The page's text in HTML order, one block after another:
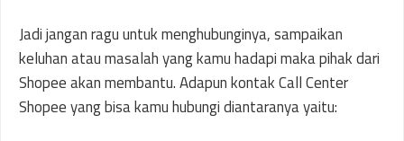
Jadi jangan ragu untuk menghubunginya, sampaikan
keluhan atau masalah yang kamu hadapi maka pihak dari
Shopee akan membantu. Adapun kontak Call Center
Shopee yang bisa kamu hubungi diantaranya yaitu: